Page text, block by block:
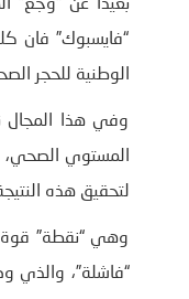
بعيدا عن “وجع”
“فايسبوك” فان
الوطنية للحجر
وفي هذا المجال
المستوي الصحي،
لتحقيق هذه
وهي “نقطة” قوة
“فاشلة”، والذي